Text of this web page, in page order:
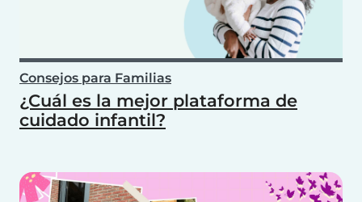
Consejos para Familias
¿Cuál es la mejor plataforma de
cuidado infantil?